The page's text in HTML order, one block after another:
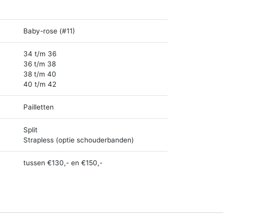
Baby-rose (#11)
34 t/m 36
36 t/m 38
38 t/m 40
40 t/m 42
Pailletten
Split
Strapless (optie schouderbanden)
tussen €130,- en €150,-